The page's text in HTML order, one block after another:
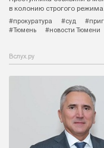
в колонию строгого режима.
#прокуратура
#суд
#Тюмень
#новости Тюмени
Вслух.ру